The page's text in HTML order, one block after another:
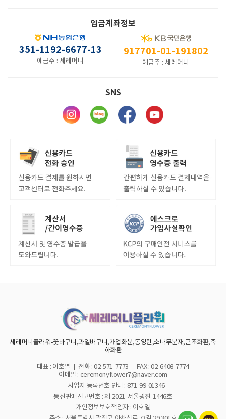
입금계좌정보
351-1192-6677-13
예금주 : 세레머니
917701-01-191802
예금주 : 세레머니
SNS
세레머니플라워-꽃바구니,과일바구니,개업화분,동양란,소나무분재,근조화환,축
하화환
대표 : 이호열 전화 : 02-571-7773
FAX : 02-6403-7774
이메일 : ceremonyflower7@naver.com
사업자 등록번호 안내 : 871-99-01346
통신판매신고번호 : 제 2021-서울광진-1446호
개인정보보호책임자 : 이호열